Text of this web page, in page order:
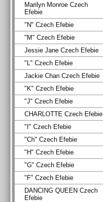
Marilyn Monroe Czech
Efebie
"N" Czech Efebie
"M" Czech Efebie
Jessie Jane Czech Efebie
"L" Czech Efebie
Jackie Chan Czech Efebie
"K" Czech Efebie
"J" Czech Efebie
CHARLOTTE Czech Efebie
"I" Czech Efebie
"Ch" Czech Efebie
"H" Czech Efebie
"G" Czech Efebie
"F" Czech Efebie
DANCING QUEEN Czech
Efebie